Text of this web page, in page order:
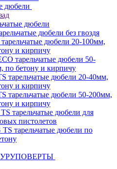
дюбели
дюбели
дюбели без гвоздя
дюбели 20-100мм,
и кирпичу
тарельчатые дюбели 50-
по бетону и кирпичу
тарельчатые дюбели 20-40мм,
и кирпичу
тарельчатые дюбели 50-200мм,
и кирпичу
тарельчатые дюбели для
пистолетов
тарельчатые дюбели по